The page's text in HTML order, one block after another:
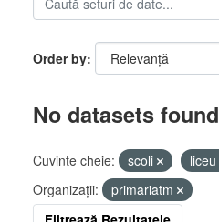
Order by
No datasets found
Cuvinte cheie: scoli liceu
Organizații:
primariatm